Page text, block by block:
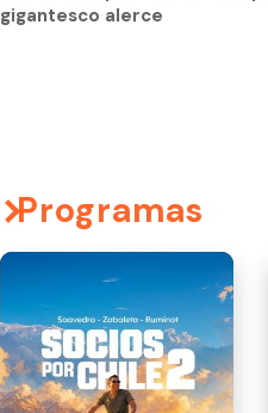
gigantesco alerce
Programas